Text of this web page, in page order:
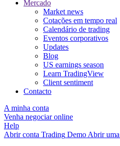
Mercado
Market news
Cotações em tempo real
Calendário de trading
Eventos corporativos
Updates
Blog
US earnings season
Learn TradingView
Client sentiment
Contacto
A minha conta
Venha negociar online
Help
Abrir conta Trading Demo Abrir